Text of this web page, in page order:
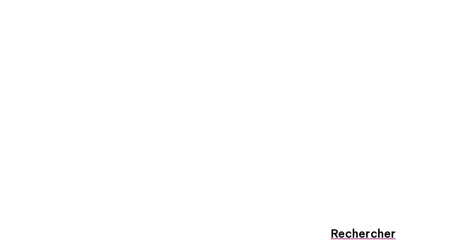
Rechercher